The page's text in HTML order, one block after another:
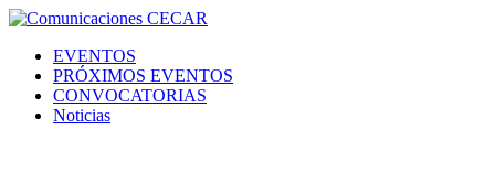
EVENTOS
PRÓXIMOS EVENTOS
CONVOCATORIAS
Noticias